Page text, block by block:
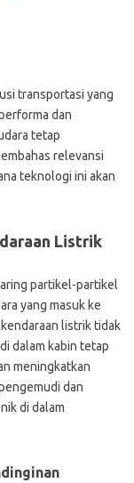
transportasi yang
dan
tetap
relevansi
teknologi ini akan
Listrik
partikel-partikel
yang masuk ke
listrik tidak
dalam kabin tetap
meningkatkan
dan
di dalam